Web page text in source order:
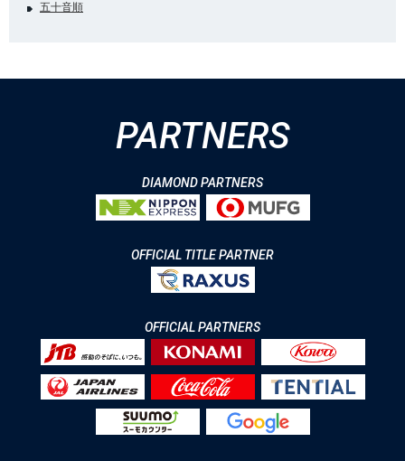
五十音順
PARTNERS
DIAMOND PARTNERS
OFFICIAL TITLE PARTNER
OFFICIAL PARTNERS